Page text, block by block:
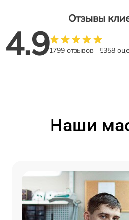
Отзывы
4.91799 отзывов 5358
Наши